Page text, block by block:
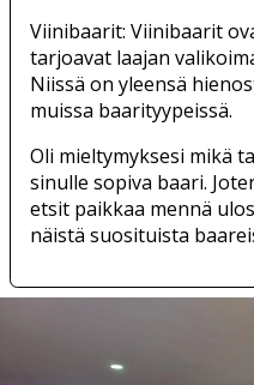
Viinibaarit: Viinibaarit
tarjoavat laajan
Niissä on yleensä
muissa baarityypeissä.
Oli mieltymyksesi mikä
sinulle sopiva baari.
etsit paikkaa mennä
näistä suosituista